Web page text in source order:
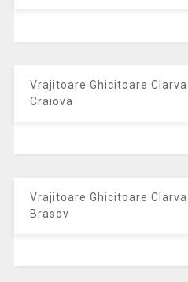
Vrajitoare Ghicitoare
Craiova
Vrajitoare Ghicitoare
Brasov